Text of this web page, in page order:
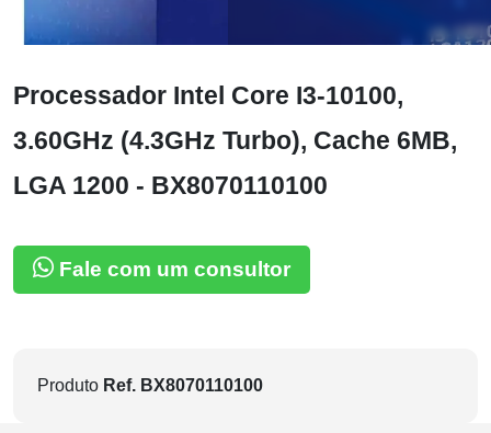
Processador Intel Core I3-10100,
3.60GHz (4.3GHz Turbo), Cache 6MB,
LGA 1200 - BX8070110100
Fale com um consultor
Produto Ref. BX8070110100